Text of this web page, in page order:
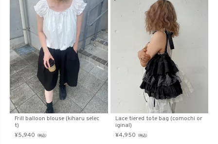
Frill balloon blouse (kiharu selec
t)
¥5,940 （税込）
Lace tiered tote bag (comochi or
iginal)
¥4,950 （税込）